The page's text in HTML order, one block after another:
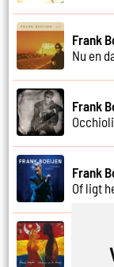
Frank
Nu en
Frank
Frank
Of ligt
Onder